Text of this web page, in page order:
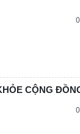
CỘNG